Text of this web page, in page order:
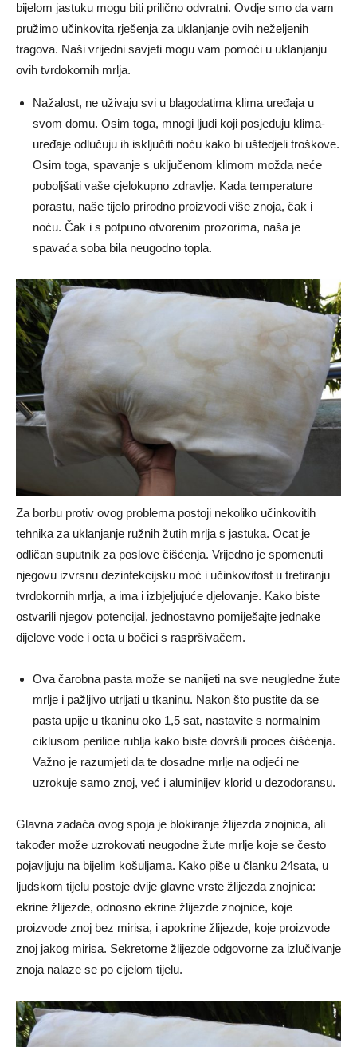
bijelom jastuku mogu biti prilično odvratni. Ovdje smo da vam
pružimo učinkovita rješenja za uklanjanje ovih neželjenih
tragova. Naši vrijedni savjeti mogu vam pomoći u uklanjanju
ovih tvrdokornih mrlja.
Nažalost, ne uživaju svi u blagodatima klima uređaja u
svom domu. Osim toga, mnogi ljudi koji posjeduju klima-
uređaje odlučuju ih isključiti noću kako bi uštedjeli troškove.
Osim toga, spavanje s uključenom klimom možda neće
poboljšati vaše cjelokupno zdravlje. Kada temperature
porastu, naše tijelo prirodno proizvodi više znoja, čak i
noću. Čak i s potpuno otvorenim prozorima, naša je
spavaća soba bila neugodno topla.
Za borbu protiv ovog problema postoji nekoliko učinkovitih
tehnika za uklanjanje ružnih žutih mrlja s jastuka. Ocat je
odličan suputnik za poslove čišćenja. Vrijedno je spomenuti
njegovu izvrsnu dezinfekcijsku moć i učinkovitost u tretiranju
tvrdokornih mrlja, a ima i izbjeljujuće djelovanje. Kako biste
ostvarili njegov potencijal, jednostavno pomiješajte jednake
dijelove vode i octa u bočici s raspršivačem.
Ova čarobna pasta može se nanijeti na sve neugledne žute
mrlje i pažljivo utrljati u tkaninu. Nakon što pustite da se
pasta upije u tkaninu oko 1,5 sat, nastavite s normalnim
ciklusom perilice rublja kako biste dovršili proces čišćenja.
Važno je razumjeti da te dosadne mrlje na odjeći ne
uzrokuje samo znoj, već i aluminijev klorid u dezodoransu.
Glavna zadaća ovog spoja je blokiranje žlijezda znojnica, ali
također može uzrokovati neugodne žute mrlje koje se često
pojavljuju na bijelim košuljama. Kako piše u članku 24sata, u
ljudskom tijelu postoje dvije glavne vrste žlijezda znojnica:
ekrine žlijezde, odnosno ekrine žlijezde znojnice, koje
proizvode znoj bez mirisa, i apokrine žlijezde, koje proizvode
znoj jakog mirisa. Sekretorne žlijezde odgovorne za izlučivanje
znoja nalaze se po cijelom tijelu.